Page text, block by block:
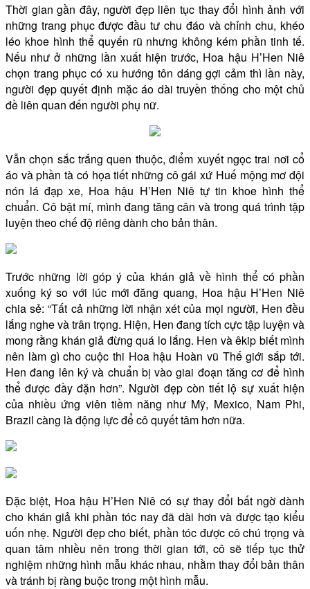
Thời gian gần đây, người đẹp liên tục thay đổi hình ảnh với
những trang phục được đầu tư chu đáo và chỉnh chu, khéo
léo khoe hình thể quyến rũ nhưng không kém phần tinh tế.
Nếu như ở những lần xuất hiện trước, Hoa hậu H’Hen Niê
chọn trang phục có xu hướng tôn dáng gợi cảm thì lần này,
người đẹp quyết định mặc áo dài truyền thống cho một chủ
đề liên quan đến người phụ nữ.
Vẫn chọn sắc trắng quen thuộc, điểm xuyết ngọc trai nơi cổ
áo và phần tà có họa tiết những cô gái xứ Huế mộng mơ đội
nón lá đạp xe, Hoa hậu H’Hen Niê tự tin khoe hình thể
chuẩn. Cô bật mí, mình đang tăng cân và trong quá trình tập
luyện theo chế độ riêng dành cho bản thân.
Trước những lời góp ý của khán giả về hình thể có phần
xuống ký so với lúc mới đăng quang, Hoa hậu H’Hen Niê
chia sẻ: “Tất cả những lời nhận xét của mọi người, Hen đều
lắng nghe và trân trọng. Hiện, Hen đang tích cực tập luyện và
mong rằng khán giả đừng quá lo lắng. Hen và êkip biết mình
nên làm gì cho cuộc thi Hoa hậu Hoàn vũ Thế giới sắp tới.
Hen đang lên ký và chuẩn bị vào giai đoạn tăng cơ để hình
thể được đầy đặn hơn”. Người đẹp còn tiết lộ sự xuất hiện
của nhiều ứng viên tiềm năng như Mỹ, Mexico, Nam Phi,
Brazil càng là động lực để cô quyết tâm hơn nữa.
Đặc biệt, Hoa hậu H’Hen Niê có sự thay đổi bất ngờ dành
cho khán giả khi phần tóc nay đã dài hơn và được tạo kiểu
uốn nhẹ. Người đẹp cho biết, phần tóc được cô chú trọng và
quan tâm nhiều nên trong thời gian tới, cô sẽ tiếp tục thử
nghiệm những hình mẫu khác nhau, nhằm thay đổi bản thân
và tránh bị ràng buộc trong một hình mẫu.